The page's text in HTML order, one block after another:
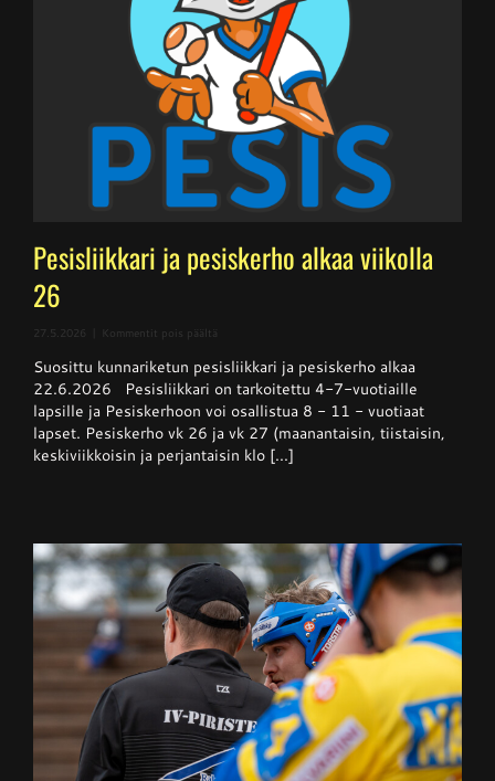
Pesisliikkari ja pesiskerho alkaa viikolla
26
27.5.2026 Kommentit pois päältä
ja
pesiskerho
alkaa
viikolla
26
Suosittu kunnariketun pesisliikkari ja pesiskerho alkaa
22.6.2026 Pesisliikkari on tarkoitettu 4-7-vuotiaille
lapsille ja Pesiskerhoon voi osallistua 8 - 11 - vuotiaat
lapset. Pesiskerho vk 26 ja vk 27 (maanantaisin, tiistaisin,
keskiviikkoisin ja perjantaisin klo [...]